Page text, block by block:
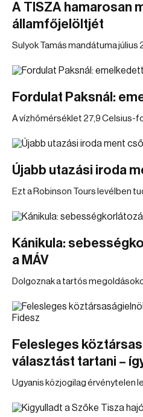
A TISZA hamarosan
államfőjelöltjét
Sulyok Tamás mandátuma július
Fordulat Paksnál:
A vízhőmérséklet 27,9 Celsius-
Újabb utazási iroda
Ezt a Robinson Tours levélben
Kánikula:
a MÁV
Dolgoznak a tartós
Felesleges
választást tartani –
Ugyanis közjogilag érvénytelen